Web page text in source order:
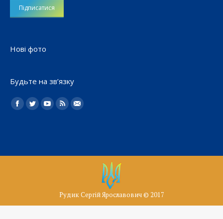
Нові фото
Будьте на зв’язку
Найдите нас:
Facebook
TwitterYouTube
Rss Електронна
Рудик Сергій Ярославович © 2017